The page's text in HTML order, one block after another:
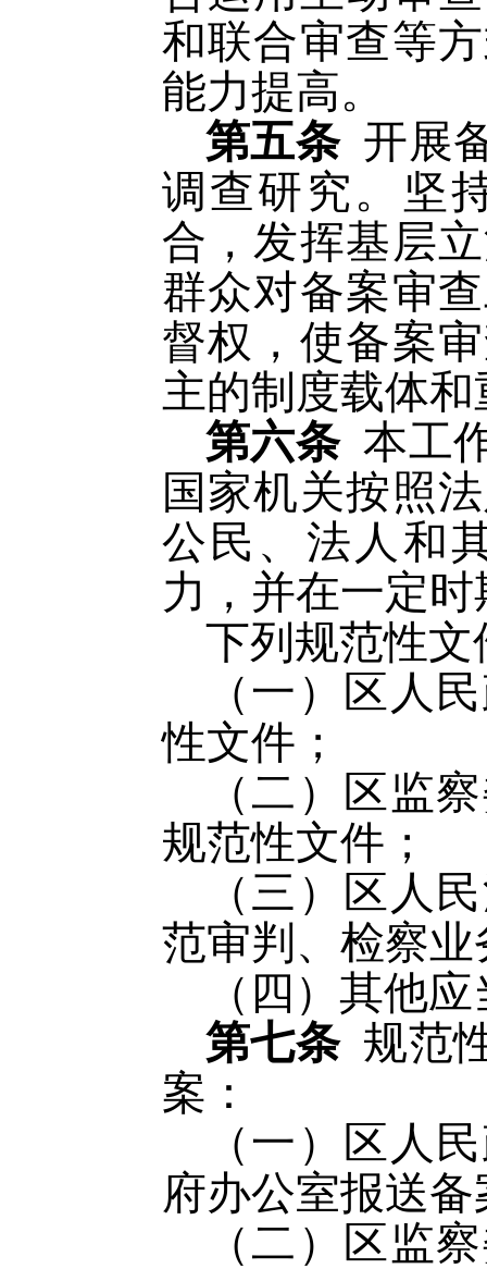
和联合审查等
能力提高。
第五条 开展
调查研究。坚
合，发挥基层
群众对备案审
督权，使备案
主的制度载体
第六条 本工
国家机关按照
公民、法人和
力，并在一定
下列规范性
（一）区人
性文件；
（二）区监
规范性文件；
（三）区人
范审判、检察
（四）其他
第七条 规范
案：
（一）区人
府办公室报送备
（二）区监